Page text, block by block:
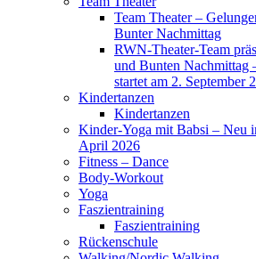
Team Theater –
Bunter Nachmittag
RWN-Theater-Team
und Bunten Nachmittag
startet am 2. September
Kindertanzen
Kindertanzen
Kinder-Yoga mit Babsi – Neu
April 2026
Fitness – Dance
Body-Workout
Yoga
Faszientraining
Faszientraining
Rückenschule